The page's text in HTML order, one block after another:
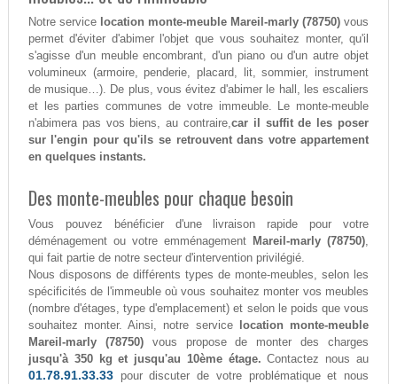
Notre service location monte-meuble Mareil-marly (78750) vous
permet d'éviter d'abimer l'objet que vous souhaitez monter, qu'il
s'agisse d'un meuble encombrant, d'un piano ou d'un autre objet
volumineux (armoire, penderie, placard, lit, sommier, instrument
de musique…). De plus, vous évitez d'abimer le hall, les escaliers
et les parties communes de votre immeuble. Le monte-meuble
n'abimera pas vos biens, au contraire,car il suffit de les poser
sur l'engin pour qu'ils se retrouvent dans votre appartement
en quelques instants.
Des monte-meubles pour chaque besoin
Vous pouvez bénéficier d'une livraison rapide pour votre
déménagement ou votre emménagement Mareil-marly (78750),
qui fait partie de notre secteur d'intervention privilégié.
Nous disposons de différents types de monte-meubles, selon les
spécificités de l'immeuble où vous souhaitez monter vos meubles
(nombre d'étages, type d'emplacement) et selon le poids que vous
souhaitez monter. Ainsi, notre service
location monte-meuble
Mareil-marly (78750)vous propose de monter des charges
jusqu'à 350 kg et jusqu'au 10ème étage. Contactez nous au
01.78.91.33.33pour discuter de votre problématique et nous